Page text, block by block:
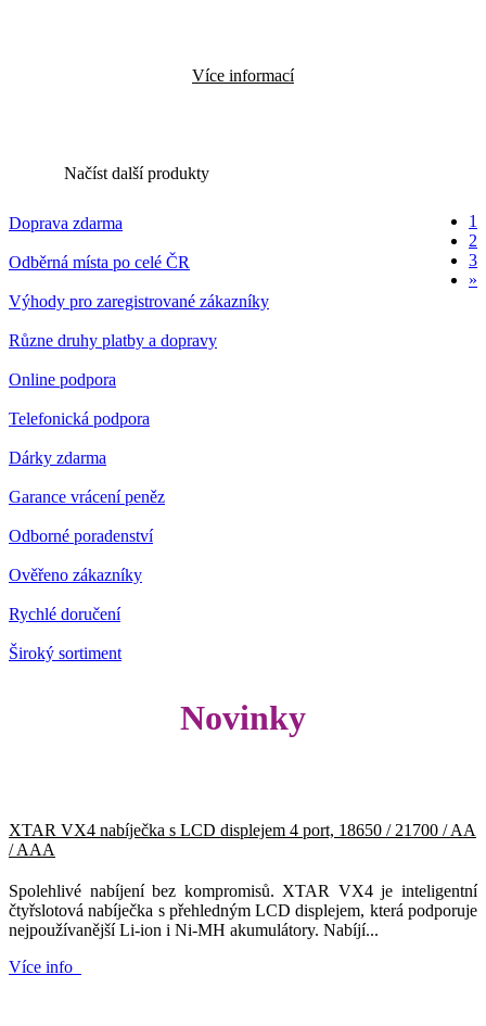
Více informací
Načíst další produkty
1
2
3
»
Doprava zdarma
Odběrná místa po celé ČR
Výhody pro zaregistrované zákazníky
Různe druhy platby a dopravy
Online podpora
Telefonická podpora
Dárky zdarma
Garance vrácení peněz
Odborné poradenství
Ověřeno zákazníky
Rychlé doručení
Široký sortiment
Novinky
XTAR VX4 nabíječka s LCD displejem 4 port, 18650 / 21700 / AA
/ AAA
Spolehlivé nabíjení bez kompromisů. XTAR VX4 je inteligentní
čtyřslotová nabíječka s přehledným LCD displejem, která podporuje
nejpoužívanější Li-ion i Ni-MH akumulátory. Nabíjí...
Více info